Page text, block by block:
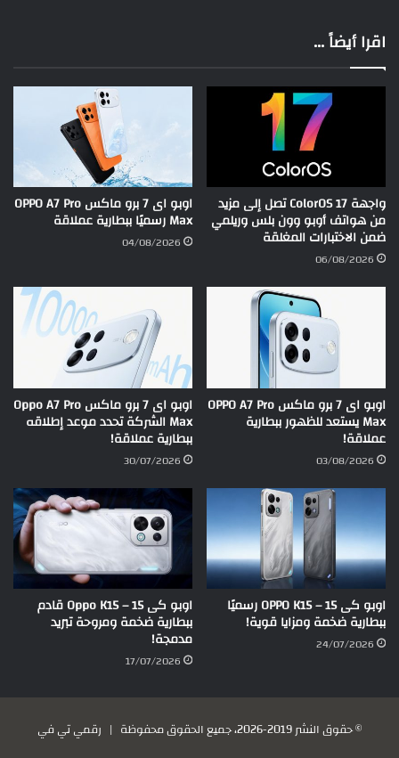
اقرا أيضاً ...
واجهة ColorOS 17 تصل إلى مزيد
من هواتف أوبو وون بلس وريلمي
ضمن الاختبارات المغلقة
06/08/2026
اوبو اى 7 برو ماكس OPPO A7 Pro
Max رسميًا ببطارية عملاقة
04/08/2026
اوبو اى 7 برو ماكس OPPO A7 Pro
Max يستعد للظهور ببطارية
عملاقة!
03/08/2026
اوبو اى 7 برو ماكس Oppo A7 Pro
Max الشركة تحدد موعد إطلاقه
ببطارية عملاقة!
30/07/2026
اوبو كى 15 – OPPO K15 رسميًا
ببطارية ضخمة ومزايا قوية!
24/07/2026
اوبو كى 15 – Oppo K15 قادم
ببطارية ضخمة ومروحة تبريد
مدمجة!
17/07/2026
© حقوق النشر 2019-2026، جميع الحقوق محفوظة | رقمي تي في